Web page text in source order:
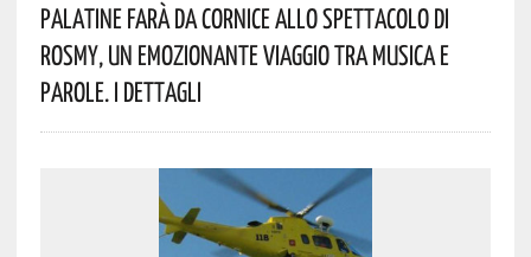
Palatine Farà Da Cornice Allo Spettacolo Di
Rosmy, Un Emozionante Viaggio Tra Musica E
Parole. I Dettagli